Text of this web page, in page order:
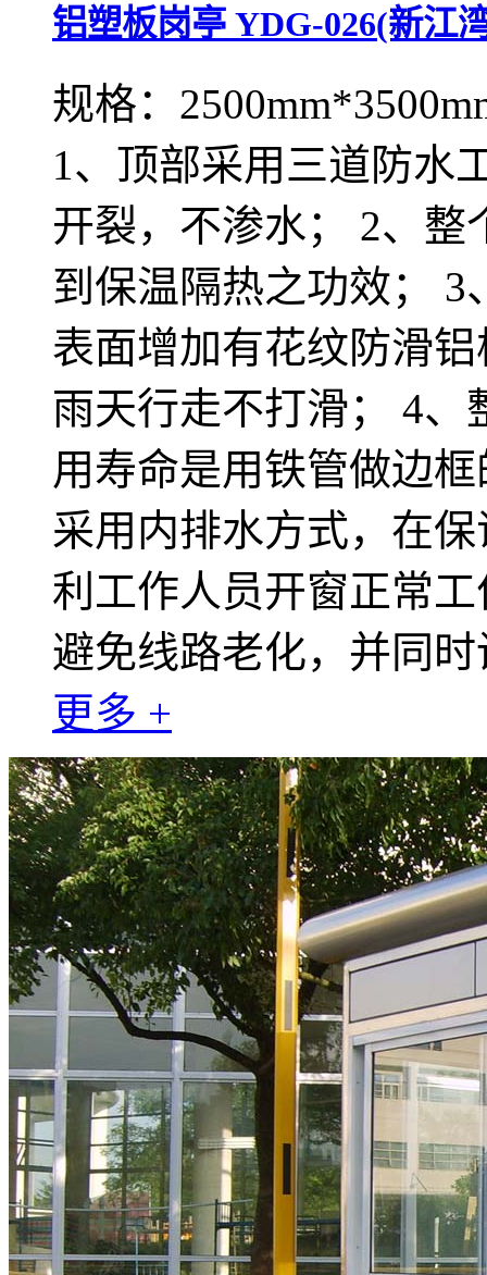
铝塑板岗亭 YDG-026(新江
规格：
1、顶部采用三道防水
开裂，不渗水； 2、
到保温隔热之功效；
表面增加有花纹防滑
雨天行走不打滑； 4
用寿命是用铁管做边
采用内排水方式，在
利工作人员开窗正常
避免线路老化，并同
更多 +